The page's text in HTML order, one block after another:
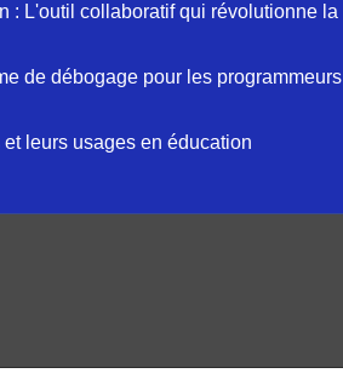
: L'outil collaboratif qui révolutionne la
de débogage pour les programmeurs
leurs usages en éducation